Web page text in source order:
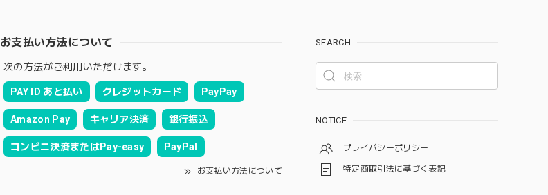
お支払い方法について
次の方法がご利用いただけます。
PAY ID あと払い クレジットカード PayPay
Amazon Pay キャリア決済 銀行振込
コンビニ決済またはPay-easy PayPal
お支払い方法について
SEARCH
NOTICE
プライバシーポリシー
特定商取引法に基づく表記